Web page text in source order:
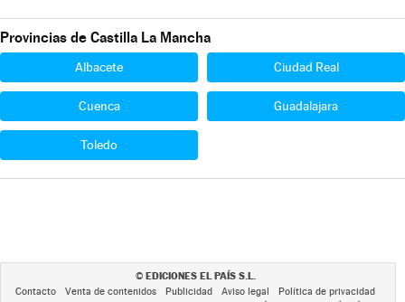
Provincias de Castilla La Mancha
Albacete Ciudad Real
Cuenca Guadalajara
Toledo
© EDICIONES EL PAÍS S.L.
Contacto Venta de contenidos Publicidad Aviso legal
Política de privacidad